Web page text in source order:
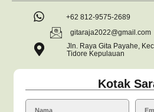
+62 812-9575-2689
gitaraja2022@gmail.com
Jln. Raya Gita Payahe,
Tidore Kepulauan
Kotak